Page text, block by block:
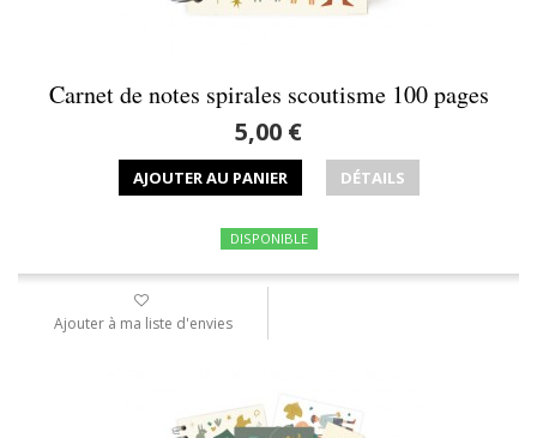
Carnet de notes spirales scoutisme 100 pages
5,00 €
AJOUTER AU PANIER DÉTAILS
DISPONIBLE
Ajouter à ma liste d'envies